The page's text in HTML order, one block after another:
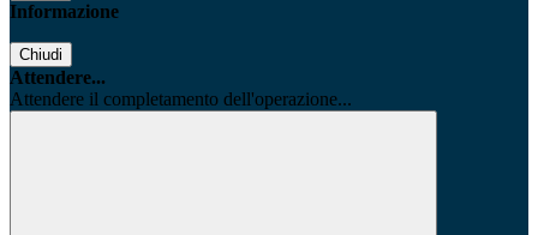
Informazione
Chiudi
Attendere...
Attendere il completamento dell'operazione...